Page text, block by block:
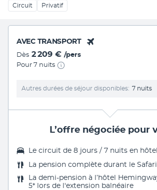
Circuit Privatif
AVEC TRANSPORT
Dès 2 209 € /pers
Pour 7 nuits
Autres durées de séjour disponibles 7 nuits
L’offre négociée pour
Le circuit de 8 jours / 7 nuits en
La pension complète durant le Safari
La demi-pension à l’hôtel
5* lors de l'extension balnéaire